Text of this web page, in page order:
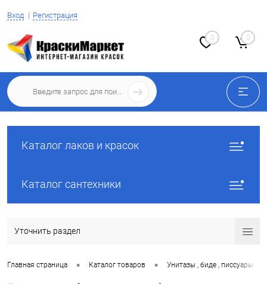
Вход Регистрация
0 0
Каталог лаков и красок
Каталог сантехники
Уточнить раздел
Главная страница • Каталог товаров • Унитазы , биде , писсуары